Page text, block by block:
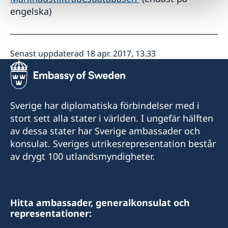
engelska)
Senast uppdaterad 18 apr. 2017, 13.33
Sverige har diplomatiska förbindelser med i
stort sett alla stater i världen. I ungefär hälften
av dessa stater har Sverige ambassader och
konsulat. Sveriges utrikesrepresentation består
av drygt 100 utlandsmyndigheter.
Hitta ambassader, generalkonsulat och
representationer: